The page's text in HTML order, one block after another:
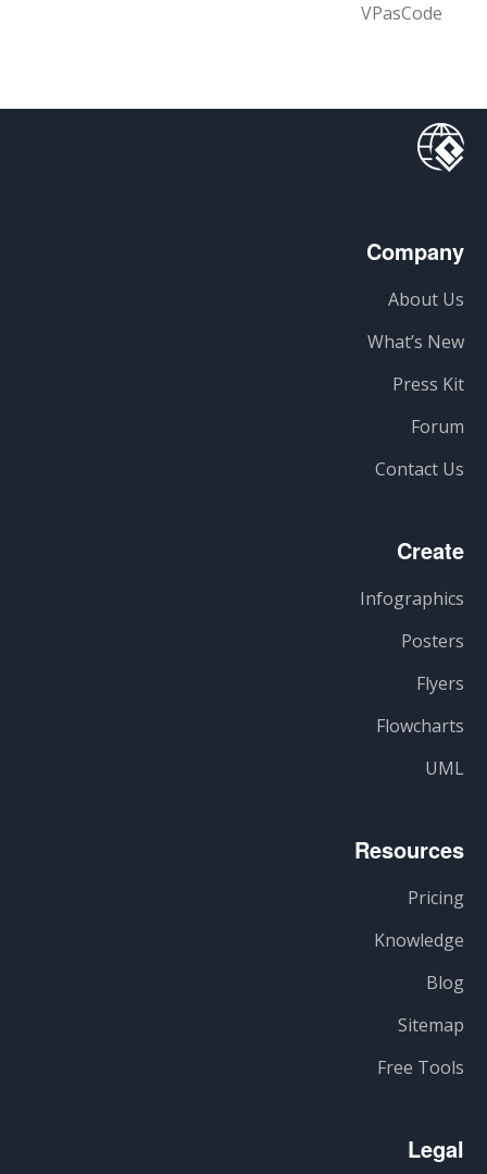
VPasCode
Company
About Us
What’s New
Press Kit
Forum
Contact Us
Create
Infographics
Posters
Flyers
Flowcharts
UML
Resources
Pricing
Knowledge
Blog
Sitemap
Free Tools
Legal